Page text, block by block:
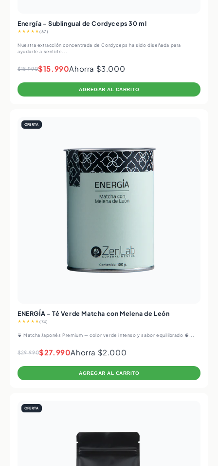
Energía - Sublingual de Cordyceps 30 ml
★★★★★(67)
Nuestra extracción concentrada de Cordyceps ha sido diseñada para
ayudarte a sentirte...
$18.990$15.990Ahorra $3.000
AGREGAR AL CARRITO
OFERTA
ENERGÍA - Té Verde Matcha con Melena de León
★★★★★(74)
🍵 Matcha Japonés Premium — color verde intenso y sabor equilibrado 🧠...
$29.990$27.990Ahorra $2.000
AGREGAR AL CARRITO
OFERTA